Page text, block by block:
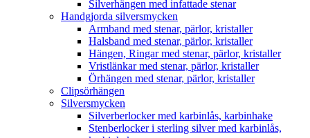
Silverhängen med infattade stenar
Handgjorda silversmycken
Armband med stenar, pärlor, kristaller
Halsband med stenar, pärlor, kristaller
Hängen, Ringar med stenar, pärlor, kristaller
Vristlänkar med stenar, pärlor, kristaller
Örhängen med stenar, pärlor, kristaller
Clipsörhängen
Silversmycken
Silverberlocker med karbinlås, karbinhake
Stenberlocker i sterling silver med karbinlås,